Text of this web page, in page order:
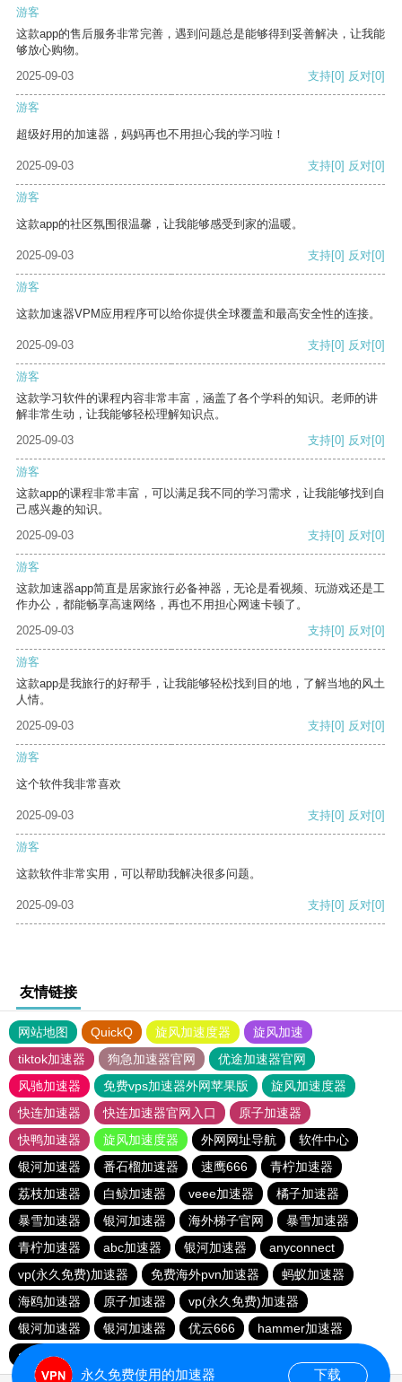
游客
这款app的售后服务非常完善，遇到问题总是能够得到妥善解决，让我能
够放心购物。
2025-09-03
支持[0] 反对[0]
游客
超级好用的加速器，妈妈再也不用担心我的学习啦！
2025-09-03 支持[0] 反对[0]
游客
这款app的社区氛围很温馨，让我能够感受到家的温暖。
2025-09-03 支持[0] 反对[0]
游客
这款加速器VPM应用程序可以给你提供全球覆盖和最高安全性的连接。
2025-09-03 支持[0] 反对[0]
游客
这款学习软件的课程内容非常丰富，涵盖了各个学科的知识。老师的讲
解非常生动，让我能够轻松理解知识点。
2025-09-03
支持[0] 反对[0]
游客
这款app的课程非常丰富，可以满足我不同的学习需求，让我能够找到自
己感兴趣的知识。
2025-09-03
支持[0] 反对[0]
游客
这款加速器app简直是居家旅行必备神器，无论是看视频、玩游戏还是工
作办公，都能畅享高速网络，再也不用担心网速卡顿了。
2025-09-03
支持[0] 反对[0]
游客
这款app是我旅行的好帮手，让我能够轻松找到目的地，了解当地的风土
人情。
2025-09-03
支持[0] 反对[0]
游客
这个软件我非常喜欢
2025-09-03 支持[0] 反对[0]
游客
这款软件非常实用，可以帮助我解决很多问题。
2025-09-03 支持[0] 反对[0]
友情链接
网站地图 QuickQ 旋风加速度器
旋风加速
tiktok加速器
狗急加速器官网
优途加速器官网
风驰加速器
免费vps加速器外网苹果版
旋风加速度器
快连加速器
快连加速器官网入口
原子加速器
快鸭加速器
旋风加速度器 外网网址导航
软件中心
银河加速器
番石榴加速器 速鹰666
青柠加速器
荔枝加速器
白鲸加速器 veee加速器
橘子加速器
暴雪加速器
银河加速器 海外梯子官网
暴雪加速器
青柠加速器
abc加速器 银河加速器
anyconnect
vp(永久免费)加速器
免费海外pvn加速器
蚂蚁加速器
海鸥加速器
原子加速器
vp(永久免费)加速器
银河加速器
银河加速器 优云666
hammer加速器
anyconnect
永久免费使用的加速器 下载